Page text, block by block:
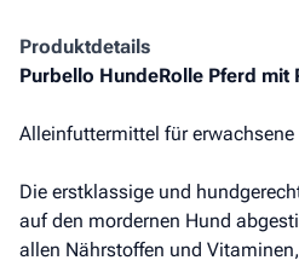
Produkt­details
Purbello HundeRolle Pferd mit
Alleinfuttermittel für erwachsene
Die erstklassige und
auf den mordernen Hund
allen Nährstoffen und